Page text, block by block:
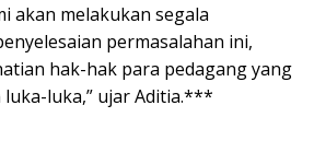
akan melakukan segala
permasalahan ini,
hak-hak para pedagang yang
luka,” ujar Aditia.***